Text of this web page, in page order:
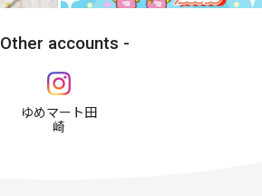
Other accounts
ゆめマート田
崎